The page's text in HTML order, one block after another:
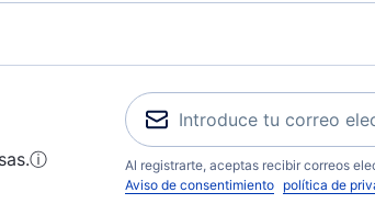
ⓘ
Al registrarte, aceptas recibir correos
Aviso de consentimiento política de